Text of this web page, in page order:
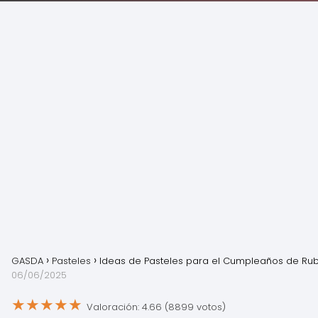
GASDA Pasteles
Ideas de Pasteles para el Cumpleaños de
06/06/2025
★★★★★ Valoración: 4.66 (8899 votos)